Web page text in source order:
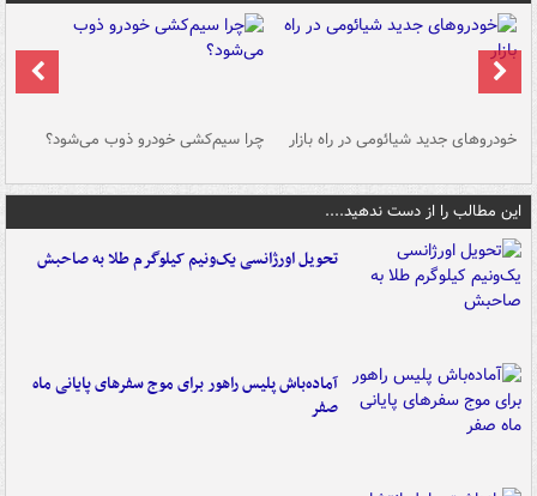
خودروهای جدید شیائومی در راه بازار چرا سیم‌کشی خودرو ذوب می‌شود؟
این مطالب را از دست ندهید....
تحویل اورژانسی یک‌ونیم کیلوگرم طلا به صاحبش
آماده‌باش پلیس راهور برای موج سفرهای پایانی ماه
صفر